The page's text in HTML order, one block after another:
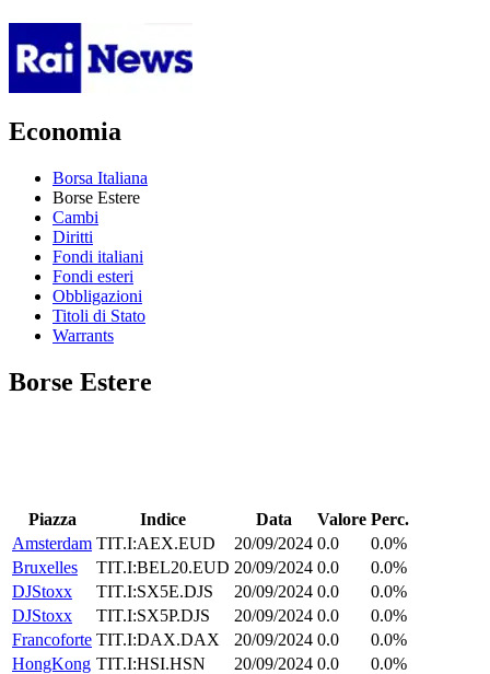
Economia
Borsa Italiana
Borse Estere
Cambi
Diritti
Fondi italiani
Fondi esteri
Obbligazioni
Titoli di Stato
Warrants
Borse Estere
Piazza Indice Data Valore Perc.
Amsterdam TIT.I:AEX.EUD 20/09/2024 0.0
0.0%
Bruxelles
TIT.I:BEL20.EUD 20/09/2024 0.0
0.0%
DJStoxx
TIT.I:SX5E.DJS 20/09/2024 0.0
0.0%
DJStoxx
TIT.I:SX5P.DJS 20/09/2024 0.0
0.0%
Francoforte TIT.I:DAX.DAX 20/09/2024 0.0
0.0%
HongKong TIT.I:HSI.HSN 20/09/2024 0.0
0.0%